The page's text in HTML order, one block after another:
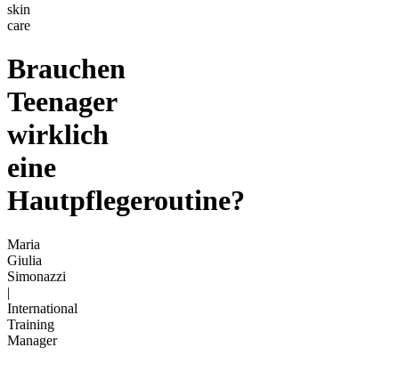
skin
care
Brauchen
Teenager
wirklich
eine
Hautpflegeroutine?
Maria
Giulia
Simonazzi
|
International
Training
Manager